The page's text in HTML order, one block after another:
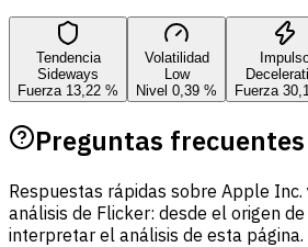
Tendencia
Sideways
Fuerza 13,22 %
Volatilidad
Low
Nivel 0,39 %
Fuerza
Preguntas frecuentes
Respuestas rápidas sobre Apple
análisis de Flicker: desde el origen
interpretar el análisis de esta página.